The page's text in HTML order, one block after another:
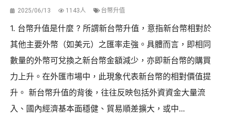
2025/06/13 1143人 台幣升值
1. 台幣升值是什麼 ? 所謂新台幣升值，意指新台幣相對於
其他主要外幣（如美元）之匯率走強。具體而言，即相同
數量的外幣可兌換之新台幣金額減少，亦即新台幣的購買
力上升。在外匯市場中，此現象代表新台幣的相對價值提
升。 新台幣升值的背後，往往反映包括外資資金大量流
入、國內經濟基本面穩健、貿易順差擴大，或中...